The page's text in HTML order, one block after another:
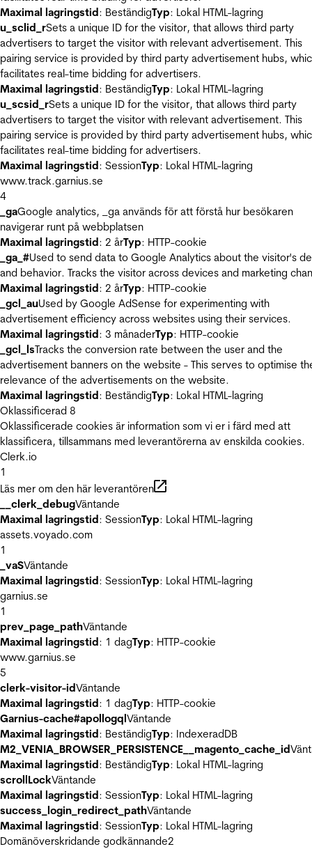
Maximal lagringstid: BeständigTyp: Lokal HTML-lagring
u_sclid_rSets a unique ID for the visitor, that allows third party
advertisers to target the visitor with relevant advertisement. This
pairing service is provided by third party advertisement hubs,
facilitates real-time bidding for advertisers.
Maximal lagringstid: BeständigTyp: Lokal HTML-lagring
u_scsid_rSets a unique ID for the visitor, that allows third party
advertisers to target the visitor with relevant advertisement. This
pairing service is provided by third party advertisement hubs,
facilitates real-time bidding for advertisers.
Maximal lagringstid: SessionTyp: Lokal HTML-lagring
www.track.garnius.se
4
_gaGoogle analytics, _ga används för att förstå hur besökaren
navigerar runt på webbplatsen
Maximal lagringstid: 2 årTyp: HTTP-cookie
_ga_#Used to send data to Google Analytics about the visitor's
and behavior. Tracks the visitor across devices and marketing
Maximal lagringstid: 2 årTyp: HTTP-cookie
_gcl_auUsed by Google AdSense for experimenting with
advertisement efficiency across websites using their services.
Maximal lagringstid: 3 månaderTyp: HTTP-cookie
_gcl_lsTracks the conversion rate between the user and the
advertisement banners on the website - This serves to optimise
relevance of the advertisements on the website.
Maximal lagringstid: BeständigTyp: Lokal HTML-lagring
Oklassificerad 8
Oklassificerade cookies är information som vi er i färd med att
klassificera, tillsammans med leverantörerna av enskilda cookies.
Clerk.io
1
Läs mer om den här leverantören
__clerk_debugVäntande
Maximal lagringstid: SessionTyp: Lokal HTML-lagring
assets.voyado.com
1
_vaSVäntande
Maximal lagringstid: SessionTyp: Lokal HTML-lagring
garnius.se
1
prev_page_pathVäntande
Maximal lagringstid: 1 dagTyp: HTTP-cookie
www.garnius.se
5
clerk-visitor-idVäntande
Maximal lagringstid: 1 dagTyp: HTTP-cookie
Garnius-cache#apollogqlVäntande
Maximal lagringstid: BeständigTyp: IndexeradDB
M2_VENIA_BROWSER_PERSISTENCE__magento_cache_id
Maximal lagringstid: BeständigTyp: Lokal HTML-lagring
scrollLockVäntande
Maximal lagringstid: SessionTyp: Lokal HTML-lagring
success_login_redirect_pathVäntande
Maximal lagringstid: SessionTyp: Lokal HTML-lagring
Domänöverskridande godkännande2